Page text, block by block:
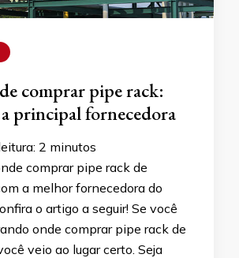
comprar pipe rack:
principal fornecedora
2 minutos
comprar pipe rack de
a melhor fornecedora do
o artigo a seguir! Se você
onde comprar pipe rack de
veio ao lugar certo. Seja